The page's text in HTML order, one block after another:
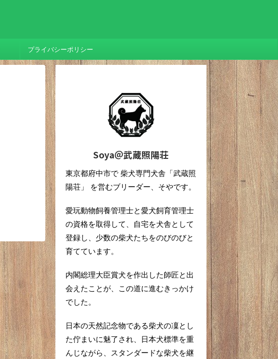
プライバシーポリシー
Soya＠武蔵照陽荘
東京都府中市で 柴犬専門犬舎「武蔵照
陽荘」 を営むブリーダー、そやです。
愛玩動物飼養管理士と愛犬飼育管理士
の資格を取得して、自宅を犬舎として
登録し、少数の柴犬たちをのびのびと
育てています。
内閣総理大臣賞犬を作出した師匠と出
会えたことが、この道に進むきっかけ
でした。
日本の天然記念物である柴犬の凜とし
た佇まいに魅了され、日本犬標準を重
んじながら、スタンダードな柴犬を継